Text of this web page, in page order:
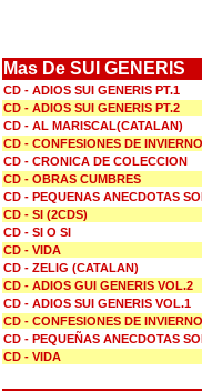
Mas De SUI GENERIS
CD - ADIOS SUI GENERIS PT.1
CD - ADIOS SUI GENERIS PT.2
CD - AL MARISCAL(CATALAN)
CD - CONFESIONES DE INVIERNO
CD - CRONICA DE COLECCION
CD - OBRAS CUMBRES
CD - PEQUENAS ANECDOTAS
CD - SI (2CDS)
CD - SI O SI
CD - VIDA
CD - ZELIG (CATALAN)
CD - ADIOS GUI GENERIS VOL.2
CD - ADIOS SUI GENERIS VOL.1
CD - CONFESIONES DE INVIERNO
CD - PEQUEÑAS ANECDOTAS
CD - VIDA